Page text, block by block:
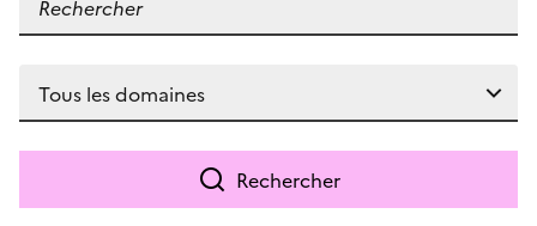
Rechercher